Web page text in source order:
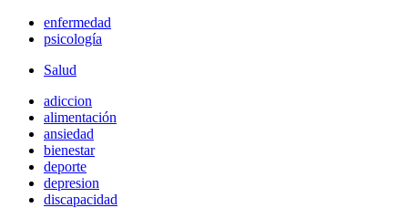
enfermedad
psicología
Salud
adiccion
alimentación
ansiedad
bienestar
deporte
depresion
discapacidad